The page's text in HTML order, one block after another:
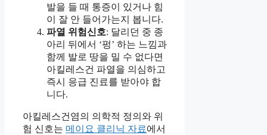
발을 들 때 통증이 있거나 힘
이 잘 안 들어가는지 봅니다.
파열 위험신호: 달리던 중 종
아리 뒤에서 ‘펑’ 하는 느낌과
함께 발로 땅을 밀 수 없다면
아킬레스건 파열을 의심하고
즉시 응급 진료를 받아야 합
니다.
아킬레스건염의 의학적 정의와 위
험 신호는 메이요 클리닉 자료에서